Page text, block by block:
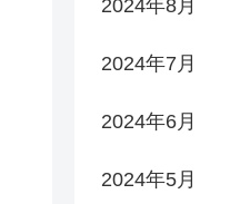
2024年8月
2024年7月
2024年6月
2024年5月